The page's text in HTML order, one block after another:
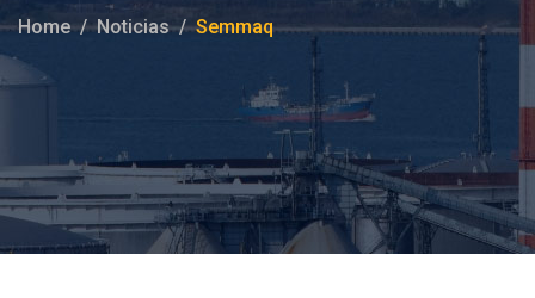
Home Noticias Semmaq